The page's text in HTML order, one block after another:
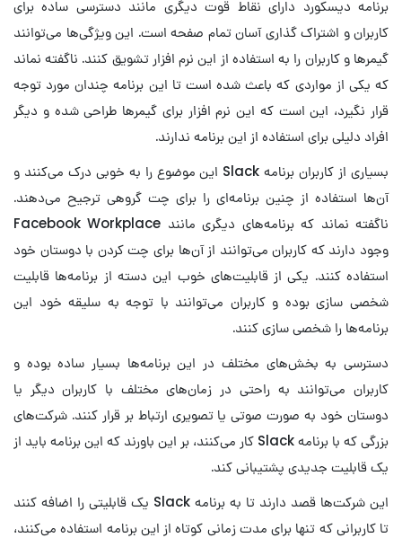
برنامه دیسکورد دارای نقاط قوت دیگری مانند دسترسی ساده برای
کاربران و اشتراک گذاری آسان تمام صفحه است. این ویژگی‌ها می‌توانند
گیمرها و کاربران را به استفاده از این نرم افزار تشویق کنند. ناگفته نماند
که یکی از مواردی که باعث شده است تا این برنامه چندان مورد توجه
قرار نگیرد، این است که این نرم افزار برای گیمرها طراحی شده و دیگر
افراد دلیلی برای استفاده از این برنامه ندارند.
بسیاری از کاربران برنامه Slack این موضوع را به خوبی درک می‌کنند و
آن‌ها استفاده از چنین برنامه‌ای را برای چت گروهی ترجیح می‌دهند.
ناگفته نماند که برنامه‌های دیگری مانند Facebook Workplace
وجود دارند که کاربران می‌توانند از آن‌ها برای چت کردن با دوستان خود
استفاده کنند. یکی از قابلیت‌های خوب این دسته از برنامه‌ها قابلیت
شخصی سازی بوده و کاربران می‌توانند با توجه به سلیقه خود این
برنامه‌ها را شخصی سازی کنند.
دسترسی به بخش‌های مختلف در این برنامه‌ها بسیار ساده بوده و
کاربران می‌توانند به راحتی در زمان‌های مختلف با کاربران دیگر یا
دوستان خود به صورت صوتی یا تصویری ارتباط بر قرار کنند. شرکت‌های
بزرگی که با برنامه Slack کار می‌کنند، بر این باورند که این برنامه باید از
یک قابلیت جدیدی پشتیبانی کند.
این شرکت‌ها قصد دارند تا به برنامه Slack یک قابلیتی را اضافه کنند
تا کاربرانی که تنها برای مدت زمانی کوتاه از این برنامه استفاده می‌کنند،